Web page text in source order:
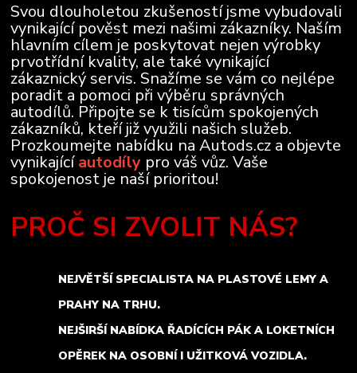
Svou dlouholetou zkušeností jsme vybudovali
vynikající pověst mezi našimi zákazníky. Naším
hlavním cílem je poskytovat nejen výrobky
prvotřídní kvality, ale také vynikající
zákaznický servis. Snažíme se vám co nejlépe
poradit a pomoci při výběru správných
autodílů. Připojte se k tisícům spokojených
zákazníků, kteří již využili našich služeb.
Prozkoumejte nabídku na Autods.cz a objevte
vynikajícíautodíly pro váš vůz. Vaše
spokojenost je naší prioritou!
PROČ SI ZVOLIT NÁS?
NEJVĚTŠÍ SPECIALISTA NA PLASTOVÉ LEMY A
PRAHY NA TRHU.
NEJŠIRŠÍ NABÍDKA ŘADÍCÍCH PÁK A LOKETNÍCH
OPĚREK NA OSOBNÍ I UŽITKOVÁ VOZIDLA.